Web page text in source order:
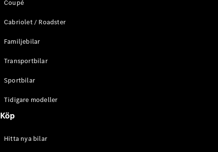
Terrain
E-Klass
Kombi
E-Klass
Terrain
Konfigurator
Store
Coupé
Cabriolet / Roadster
Familjebilar
Transportbilar
Sportbilar
Tidigare modeller
Köp
Hitta nya bilar